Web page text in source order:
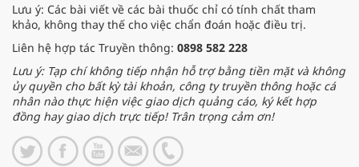
Lưu ý: Các bài viết về các bài thuốc chỉ có tính chất tham
khảo, không thay thế cho việc chẩn đoán hoặc điều trị.
Liên hệ hợp tác Truyền thông: 0898 582 228
Lưu ý: Tạp chí không tiếp nhận hỗ trợ bằng tiền mặt và không
ủy quyền cho bất kỳ tài khoản, công ty truyền thông hoặc cá
nhân nào thực hiện việc giao dịch quảng cáo, ký kết hợp
đồng hay giao dịch trực tiếp! Trân trọng cảm ơn!